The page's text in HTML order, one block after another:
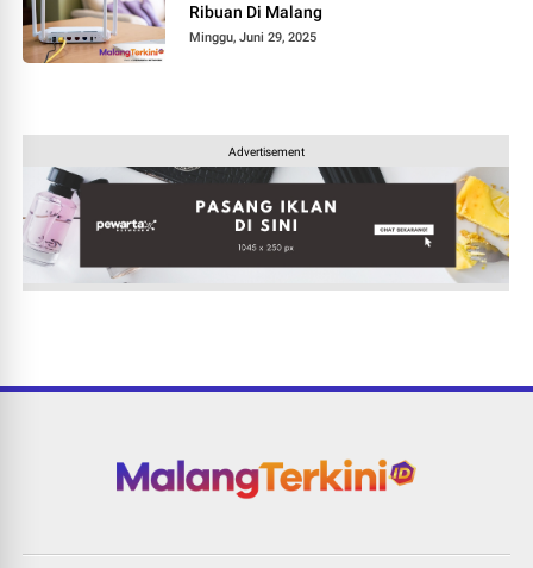
Ribuan Di Malang
Minggu, Juni 29, 2025
Advertisement